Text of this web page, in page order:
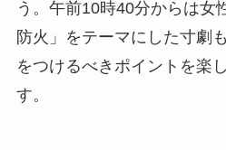
う。午前10時40分からは女
防火」をテーマにした寸劇
をつけるべきポイントを楽
す。